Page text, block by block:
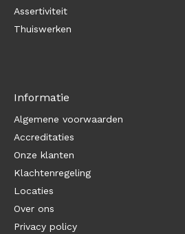
Assertiviteit
Thuiswerken
Informatie
Algemene voorwaarden
Accreditaties
Onze klanten
Klachtenregeling
Locaties
Over ons
Privacy policy